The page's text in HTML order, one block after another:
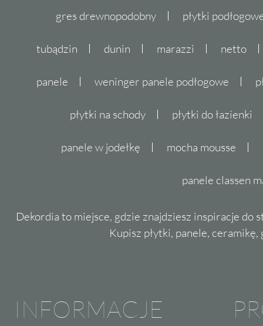
gres drewnopodobny płytki
tubądzin dunin marazzi netto
panele weninger panele podłogowe
płytki na schody płytki do łazienki
panele w jodełkę mocha mousse
panele classen
Dekordia to miejsce, gdzie znajdziesz inspiracje do
Kupisz płytki, panele,
INFORMACJE